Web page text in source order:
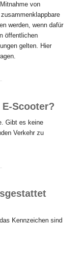
von
werden, wenn dafür
öffentlichen
gelten. Hier
Scooter?
Gibt es keine
Verkehr zu
Kennzeichen sind